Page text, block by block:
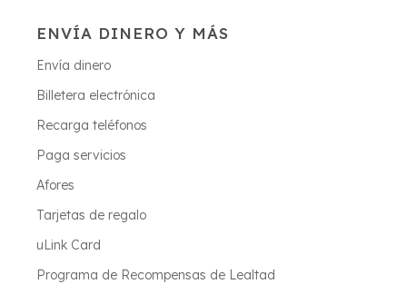
ENVÍA DINERO Y MÁS
Envía dinero
Billetera electrónica
Recarga teléfonos
Paga servicios
Afores
Tarjetas de regalo
uLink Card
Programa de Recompensas de Lealtad